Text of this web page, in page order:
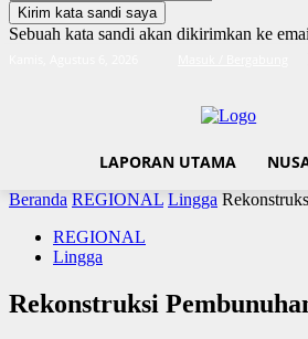
Sebuah kata sandi akan dikirimkan ke
LAPORAN UTAMA
Beranda REGIONAL Lingga
REGIONAL
Lingga
Rekonstruksi